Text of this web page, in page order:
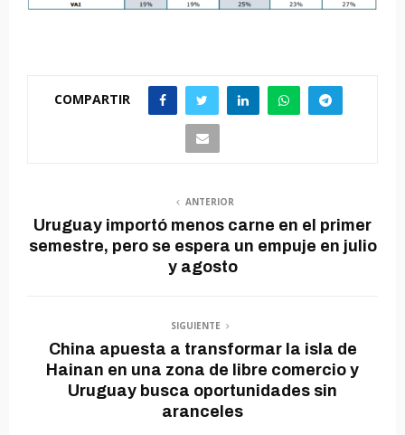
COMPARTIR
ANTERIOR
Uruguay importó menos carne en el primer
semestre, pero se espera un empuje en julio
y agosto
SIGUIENTE
China apuesta a transformar la isla de
Hainan en una zona de libre comercio y
Uruguay busca oportunidades sin
aranceles